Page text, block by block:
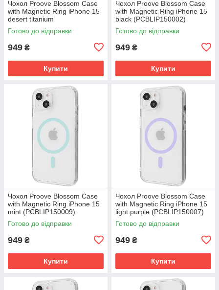
Чохол Proove Blossom Case
with Magnetic Ring iPhone 15
desert titanium
(PCBLIP150033)
Готово до відправки
949 ₴
Купити
Чохол Proove Blossom Case
with Magnetic Ring iPhone 15
black (PCBLIP150002)
Готово до відправки
949 ₴
Купити
Чохол Proove Blossom Case
with Magnetic Ring iPhone 15
mint (PCBLIP150009)
Готово до відправки
949 ₴
Купити
Чохол Proove Blossom Case
with Magnetic Ring iPhone 15
light purple (PCBLIP150007)
Готово до відправки
949 ₴
Купити